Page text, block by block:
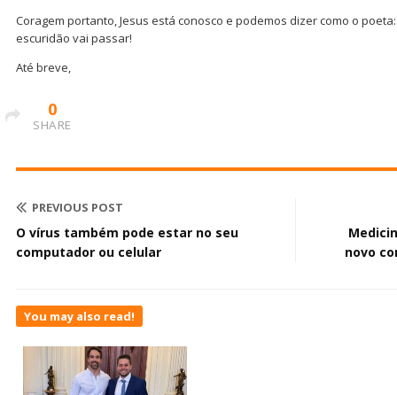
Coragem portanto, Jesus está conosco e podemos dizer como o
escuridão vai passar!
Até breve,
0
SHARE
PREVIOUS POST
O vírus também pode estar no seu
computador ou celular
novo
You may also read!